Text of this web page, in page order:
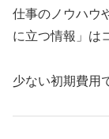
仕事のノウハウ
に立つ情報」は
少ない初期費用